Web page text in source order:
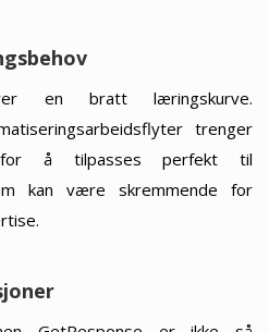
en bratt læringskurve.
trenger
for å tilpasses perfekt til
kan være skremmende for